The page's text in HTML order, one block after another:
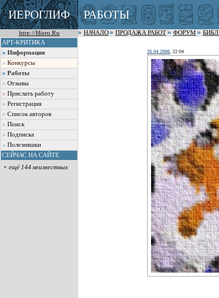
ИЕРОГЛИФ РАБОТЫ
http://Hiero.Ru НАЧАЛО ПРОДАЖА РАБОТ ФОРУМ
АРТ-КРИТИКА
Информация
Конкурсы
Работы
Отзывы
Прислать работу
Регистрация
Список авторов
Поиск
Подписка
Полезняшки
СЕЙЧАС НА САЙТЕ
+ ещё 144 неизвестных
26.04.2008 , 22:04